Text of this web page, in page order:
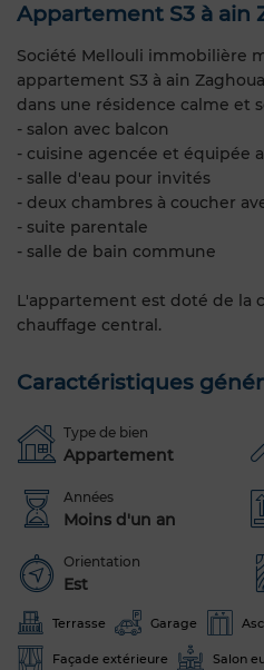
Appartement S3 à ain
Société Mellouli immobilière
appartement S3 à ain
dans une résidence calme et
- salon avec balcon
- cuisine agencée et équipée
- salle d'eau pour invités
- deux chambres à coucher
- suite parentale
- salle de bain commune
L'appartement est doté de la
chauffage central.
Caractéristiques
Type de bien
Appartement
Années
Moins d'un an
Orientation
Est
Terrasse Garage
Façade extérieure Salon